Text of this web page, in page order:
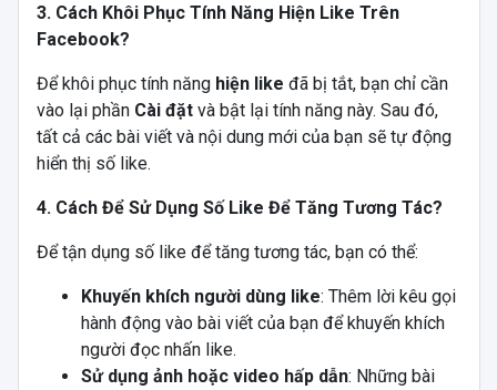
3. Cách Khôi Phục Tính Năng Hiện Like Trên
Facebook?
Để khôi phục tính năng hiện like đã bị tắt, bạn chỉ cần
vào lại phần Cài đặtvà bật lại tính năng này. Sau đó,
tất cả các bài viết và nội dung mới của bạn sẽ tự động
hiển thị số like.
4. Cách Để Sử Dụng Số Like Để Tăng Tương Tác?
Để tận dụng số like để tăng tương tác, bạn có thể:
Khuyến khích người dùng like: Thêm lời kêu gọi
hành động vào bài viết của bạn để khuyến khích
người đọc nhấn like.
Sử dụng ảnh hoặc video hấp dẫn: Những bài